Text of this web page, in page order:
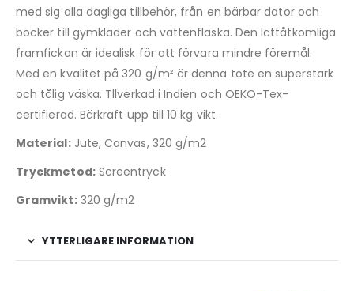
med sig alla dagliga tillbehör, från en bärbar dator och
böcker till gymkläder och vattenflaska. Den lättåtkomliga
framfickan är idealisk för att förvara mindre föremål.
Med en kvalitet på 320 g/m² är denna tote en superstark
och tålig väska. Tllverkad i Indien och OEKO-Tex-
certifierad. Bärkraft upp till 10 kg vikt.
Material:Jute, Canvas, 320 g/m2
Tryckmetod:Screentryck
Gramvikt:320 g/m2
YTTERLIGARE INFORMATION